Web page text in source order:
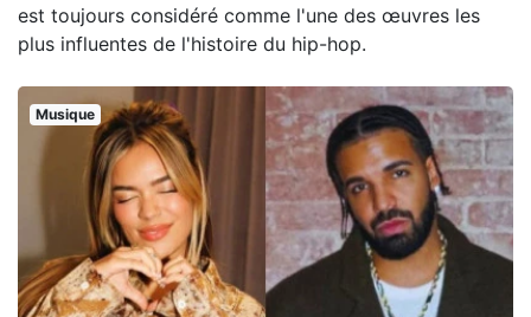
est toujours considéré comme l'une des œuvres les
plus influentes de l'histoire du hip-hop.
Musique